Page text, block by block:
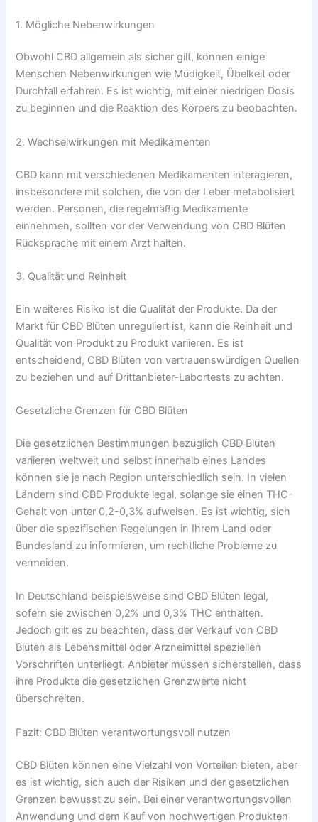
1. Mögliche Nebenwirkungen
Obwohl CBD allgemein als sicher gilt, können einige
Menschen Nebenwirkungen wie Müdigkeit, Übelkeit oder
Durchfall erfahren. Es ist wichtig, mit einer niedrigen Dosis
zu beginnen und die Reaktion des Körpers zu beobachten.
2. Wechselwirkungen mit Medikamenten
CBD kann mit verschiedenen Medikamenten interagieren,
insbesondere mit solchen, die von der Leber metabolisiert
werden. Personen, die regelmäßig Medikamente
einnehmen, sollten vor der Verwendung von CBD Blüten
Rücksprache mit einem Arzt halten.
3. Qualität und Reinheit
Ein weiteres Risiko ist die Qualität der Produkte. Da der
Markt für CBD Blüten unreguliert ist, kann die Reinheit und
Qualität von Produkt zu Produkt variieren. Es ist
entscheidend, CBD Blüten von vertrauenswürdigen Quellen
zu beziehen und auf Drittanbieter-Labortests zu achten.
Gesetzliche Grenzen für CBD Blüten
Die gesetzlichen Bestimmungen bezüglich CBD Blüten
variieren weltweit und selbst innerhalb eines Landes
können sie je nach Region unterschiedlich sein. In vielen
Ländern sind CBD Produkte legal, solange sie einen THC-
Gehalt von unter 0,2-0,3% aufweisen. Es ist wichtig, sich
über die spezifischen Regelungen in Ihrem Land oder
Bundesland zu informieren, um rechtliche Probleme zu
vermeiden.
In Deutschland beispielsweise sind CBD Blüten legal,
sofern sie zwischen 0,2% und 0,3% THC enthalten.
Jedoch gilt es zu beachten, dass der Verkauf von CBD
Blüten als Lebensmittel oder Arzneimittel speziellen
Vorschriften unterliegt. Anbieter müssen sicherstellen, dass
ihre Produkte die gesetzlichen Grenzwerte nicht
überschreiten.
Fazit: CBD Blüten verantwortungsvoll nutzen
CBD Blüten können eine Vielzahl von Vorteilen bieten, aber
es ist wichtig, sich auch der Risiken und der gesetzlichen
Grenzen bewusst zu sein. Bei einer verantwortungsvollen
Anwendung und dem Kauf von hochwertigen Produkten